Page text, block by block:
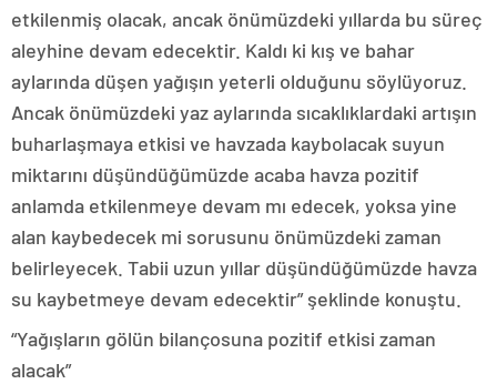
etkilenmiş olacak, ancak önümüzdeki yıllarda bu süreç
aleyhine devam edecektir. Kaldı ki kış ve bahar
aylarında düşen yağışın yeterli olduğunu söylüyoruz.
Ancak önümüzdeki yaz aylarında sıcaklıklardaki artışın
buharlaşmaya etkisi ve havzada kaybolacak suyun
miktarını düşündüğümüzde acaba havza pozitif
anlamda etkilenmeye devam mı edecek, yoksa yine
alan kaybedecek mi sorusunu önümüzdeki zaman
belirleyecek. Tabii uzun yıllar düşündüğümüzde havza
su kaybetmeye devam edecektir” şeklinde konuştu.
“Yağışların gölün bilançosuna pozitif etkisi zaman
alacak”